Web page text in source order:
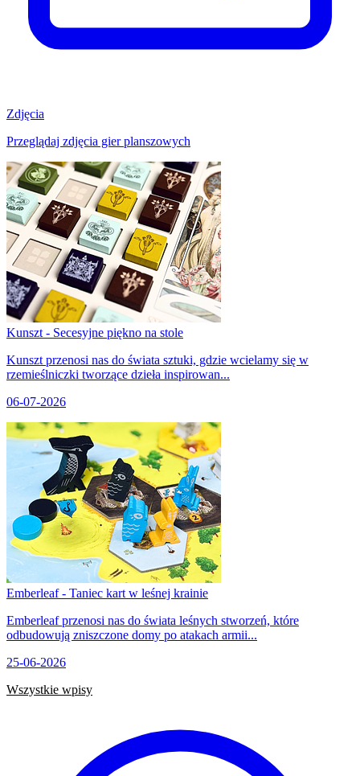
Zdjęcia
Przeglądaj zdjęcia gier planszowych
Kunszt - Secesyjne piękno na stole
Kunszt przenosi nas do świata sztuki, gdzie wcielamy się w
rzemieślniczki tworzące dzieła inspirowan...
06-07-2026
Emberleaf - Taniec kart w leśnej krainie
Emberleaf przenosi nas do świata leśnych stworzeń, które
odbudowują zniszczone domy po atakach armii...
25-06-2026
Wszystkie wpisy